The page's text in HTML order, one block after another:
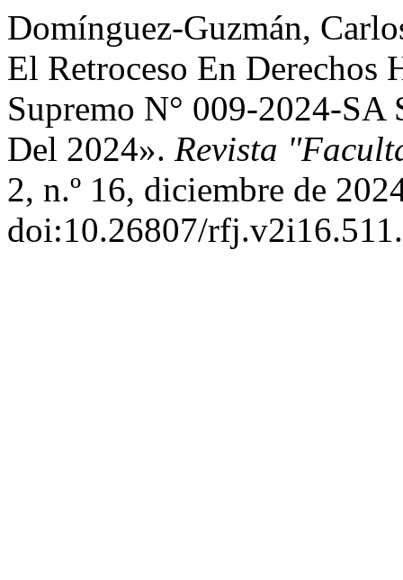
Domínguez-Guzmán,
El Retroceso En Derechos
Supremo N° 009-2024-SA
Del 2024». Revista
2, n.º 16, diciembre de
doi:10.26807/rfj.v2i16.511.